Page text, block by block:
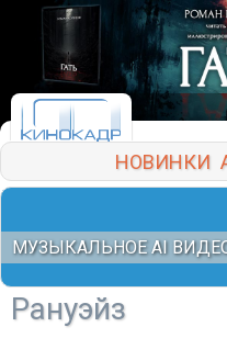
НОВИНКИ
МУЗЫКАЛЬНОЕ AI
Рануэйз